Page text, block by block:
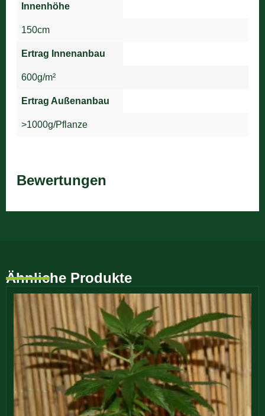
Innenhöhe
150cm
Ertrag Innenanbau
600g/m²
Ertrag Außenanbau
>1000g/Pflanze
Bewertungen
Ähnliche Produkte